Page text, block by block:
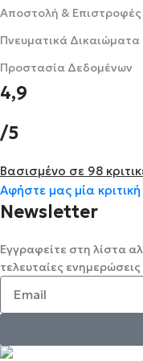
Αποστολή & Επιστροφές
Πνευματικά Δικαιώματα
Προστασία Δεδομένων
4,9
/5
Βασισμένο σε 98
Αφήστε μας μία κριτική
Newsletter
Εγγραφείτε στη λίστα
τελευταίες